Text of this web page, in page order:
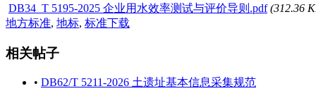
DB34_T 5195-2025 企业用水效率测试与评价导则.pdf (312.36
地方标准, 地标, 标准下载
相关帖子
• DB62/T 5211-2026 土遗址基本信息采集规范